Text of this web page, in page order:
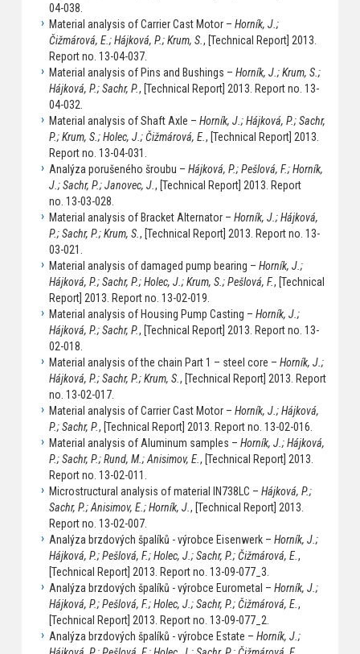
04-038.
Material analysis of Carrier Cast Motor – Horník, J.;
Čižmárová, E.; Hájková, P.; Krum, S., [Technical Report] 2013.
Report no. 13-04-037.
Material analysis of Pins and Bushings – Horník, J.; Krum, S.;
Hájková, P.; Sachr, P., [Technical Report] 2013. Report no. 13-
04-032.
Material analysis of Shaft Axle – Horník, J.; Hájková, P.; Sachr,
P.; Krum, S.; Holec, J.; Čižmárová, E., [Technical Report] 2013.
Report no. 13-04-031.
Analýza porušeného šroubu – Hájková, P.; Pešlová, F.; Horník,
J.; Sachr, P.; Janovec, J., [Technical Report] 2013. Report
no. 13-03-028.
Material analysis of Bracket Alternator – Horník, J.; Hájková,
P.; Sachr, P.; Krum, S., [Technical Report] 2013. Report no. 13-
03-021.
Material analysis of damaged pump bearing – Horník, J.;
Hájková, P.; Sachr, P.; Holec, J.; Krum, S.; Pešlová, F., [Technical
Report] 2013. Report no. 13-02-019.
Material analysis of Housing Pump Casting – Horník, J.;
Hájková, P.; Sachr, P., [Technical Report] 2013. Report no. 13-
02-018.
Material analysis of the chain Part 1 – steel core – Horník, J.;
Hájková, P.; Sachr, P.; Krum, S., [Technical Report] 2013. Report
no. 13-02-017.
Material analysis of Carrier Cast Motor – Horník, J.; Hájková,
P.; Sachr, P., [Technical Report] 2013. Report no. 13-02-016.
Material analysis of Aluminum samples – Horník, J.; Hájková,
P.; Sachr, P.; Rund, M.; Anisimov, E., [Technical Report] 2013.
Report no. 13-02-011.
Microstructural analysis of material IN738LC – Hájková, P.;
Sachr, P.; Anisimov, E.; Horník, J., [Technical Report] 2013.
Report no. 13-02-007.
Analýza brzdových špalíků - výrobce Eisenwerk – Horník, J.;
Hájková, P.; Pešlová, F.; Holec, J.; Sachr, P.; Čižmárová, E.,
[Technical Report] 2013. Report no. 13-09-077_3.
Analýza brzdových špalíků - výrobce Eurometal – Horník, J.;
Hájková, P.; Pešlová, F.; Holec, J.; Sachr, P.; Čižmárová, E.,
[Technical Report] 2013. Report no. 13-09-077_2.
Analýza brzdových špalíků - výrobce Estate – Horník, J.;